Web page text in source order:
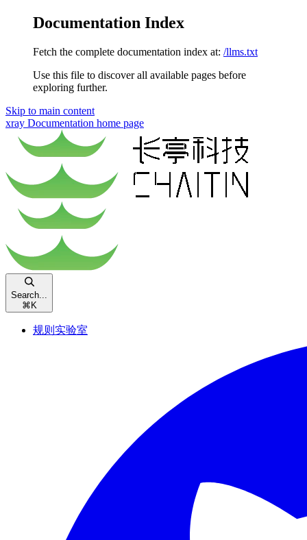
Documentation Index
Fetch the complete documentation index at: /llms.txt
Use this file to discover all available pages before
exploring further.
Skip to main content
xray Documentation home page
Search...
⌘ K
规则实验室